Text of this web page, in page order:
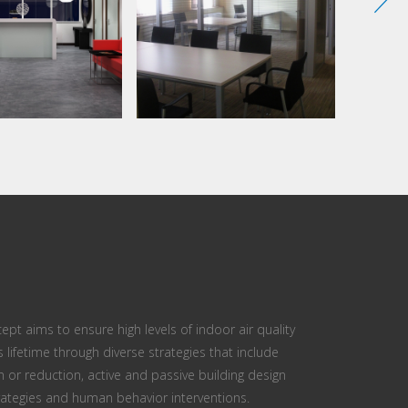
aims to ensure high levels of indoor air quality
lifetime through diverse strategies that include
or reduction, active and passive building design
and human behavior interventions.